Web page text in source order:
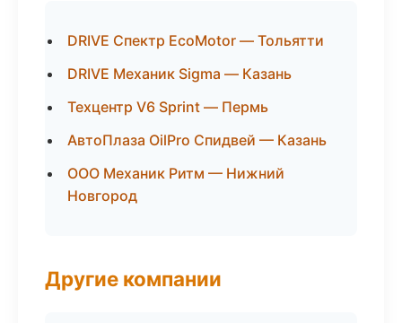
DRIVE Спектр EcoMotor — Тольятти
DRIVE Механик Sigma — Казань
Техцентр V6 Sprint — Пермь
АвтоПлаза OilPro Спидвей — Казань
ООО Механик Ритм — Нижний
Новгород
Другие компании